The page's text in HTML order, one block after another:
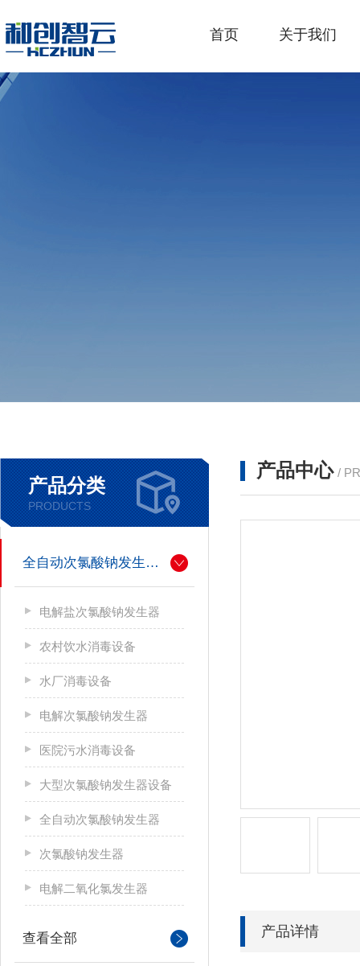
首页 关于我们
产品分类
PRODUCTS
全自动次氯酸钠发生器厂家
电解盐次氯酸钠发生器
农村饮水消毒设备
水厂消毒设备
电解次氯酸钠发生器
医院污水消毒设备
大型次氯酸钠发生器设备
全自动次氯酸钠发生器
次氯酸钠发生器
电解二氧化氯发生器
查看全部
产品中心 /
产品详情